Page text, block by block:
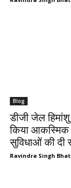
Blog
डीजी जेल
किया आकस्मिक
सुविधाओं की दी
Ravindra Singh